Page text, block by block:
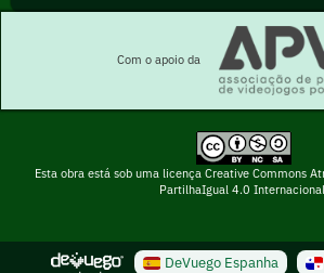
Com o apoio da
Esta obra está sob uma licença Creative Commons
PartilhaIgual 4.0 Internacional
DeVuego Espanha